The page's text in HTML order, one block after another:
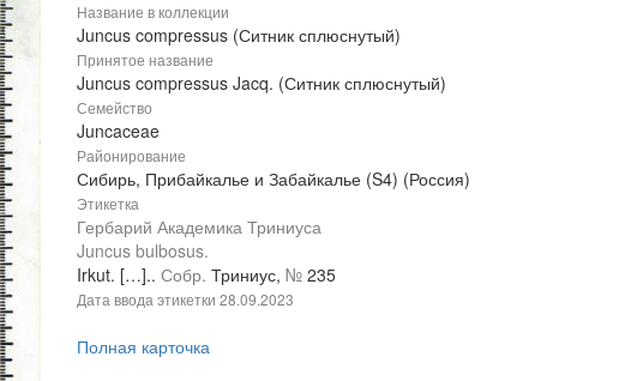
Название в коллекции
Juncus compressus (Ситник сплюснутый)
Принятое название
Juncus compressus Jacq. (Ситник сплюснутый)
Семейство
Juncaceae
Районирование
Сибирь, Прибайкалье и Забайкалье (S4) (Россия)
Этикетка
Гербарий Академика Триниуса
Juncus bulbosus.
Irkut. […].. Собр. Триниус, № 235
Дата ввода этикетки 28.09.2023
Полная карточка